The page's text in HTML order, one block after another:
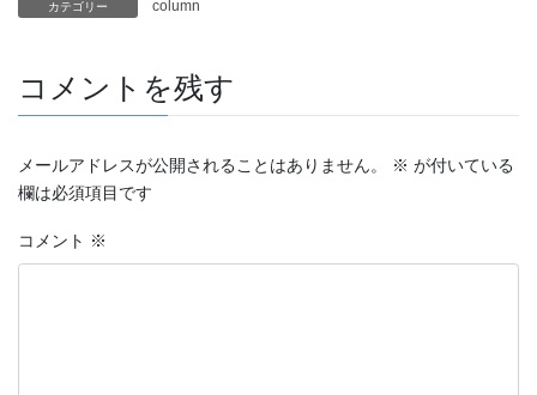
カテゴリー column
コメントを残す
メールアドレスが公開されることはありません。 ※ が付いている
欄は必須項目です
コメント ※